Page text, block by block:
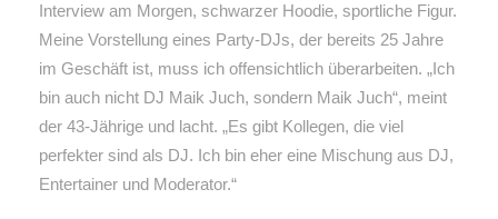
Interview am Morgen, schwarzer Hoodie, sportliche Figur.
Meine Vorstellung eines Party-DJs, der bereits 25 Jahre
im Geschäft ist, muss ich offensichtlich überarbeiten. „Ich
bin auch nicht DJ Maik Juch, sondern Maik Juch“, meint
der 43-Jährige und lacht. „Es gibt Kollegen, die viel
perfekter sind als DJ. Ich bin eher eine Mischung aus DJ,
Entertainer und Moderator.“